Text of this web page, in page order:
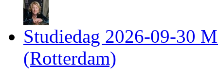
Studiedag 2026-09-30
(Rotterdam)